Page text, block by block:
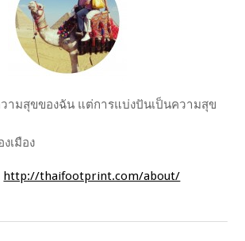
วามสุขของฉัน แต่การแบ่งปันเป็นความสุข
เมือง
http://thaifootprint.com/about/